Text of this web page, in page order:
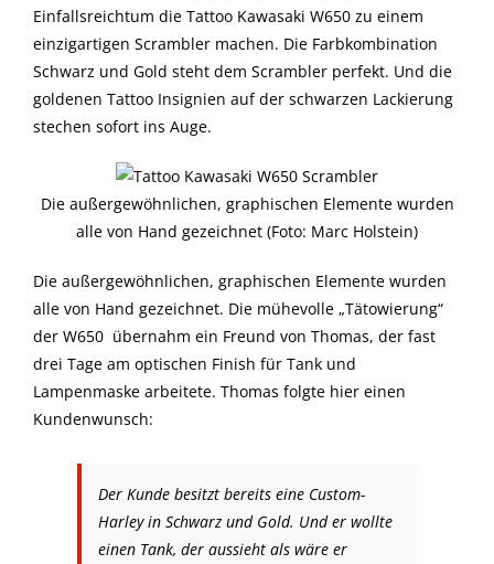
Einfallsreichtum die Tattoo Kawasaki W650 zu einem
einzigartigen Scrambler machen. Die Farbkombination
Schwarz und Gold steht dem Scrambler perfekt. Und die
goldenen Tattoo Insignien auf der schwarzen Lackierung
stechen sofort ins Auge.
Die außergewöhnlichen, graphischen Elemente wurden
alle von Hand gezeichnet (Foto: Marc Holstein)
Die außergewöhnlichen, graphischen Elemente wurden
alle von Hand gezeichnet. Die mühevolle „Tätowierung“
der W650 übernahm ein Freund von Thomas, der fast
drei Tage am optischen Finish für Tank und
Lampenmaske arbeitete. Thomas folgte hier einen
Kundenwunsch:
Der Kunde besitzt bereits eine Custom-
Harley in Schwarz und Gold. Und er wollte
einen Tank, der aussieht als wäre er